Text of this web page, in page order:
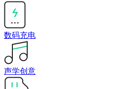
数码充电
声学创意